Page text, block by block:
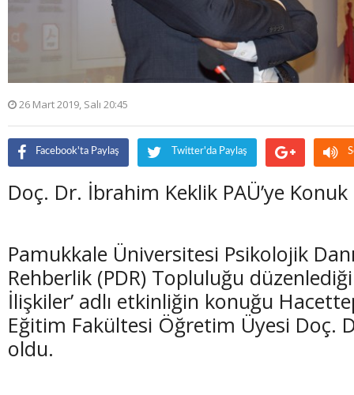
26 Mart 2019, Salı 20:45
Facebook'ta Paylaş Twitter'da Paylaş
Doç. Dr. İbrahim Keklik PAÜ’ye
Pamukkale Üniversitesi Psikolojik
Rehberlik (PDR) Topluluğu
İlişkiler’ adlı etkinliğin konuğu
Eğitim Fakültesi Öğretim Üyesi Doç.
oldu.